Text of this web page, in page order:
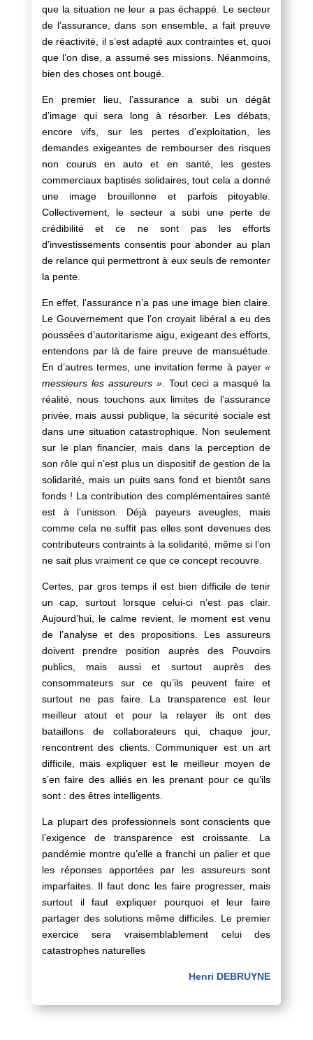
que la situation ne leur a pas échappé. Le secteur
de l’assurance, dans son ensemble, a fait preuve
de réactivité, il s’est adapté aux contraintes et, quoi
que l’on dise, a assumé ses missions. Néanmoins,
bien des choses ont bougé.
En premier lieu, l’assurance a subi un dégât
d’image qui sera long à résorber. Les débats,
encore vifs, sur les pertes d’exploitation, les
demandes exigeantes de rembourser des risques
non courus en auto et en santé, les gestes
commerciaux baptisés solidaires, tout cela a donné
une image brouillonne et parfois pitoyable.
Collectivement, le secteur a subi une perte de
crédibilité et ce ne sont pas les efforts
d’investissements consentis pour abonder au plan
de relance qui permettront à eux seuls de remonter
la pente.
En effet, l’assurance n’a pas une image bien claire.
Le Gouvernement que l’on croyait libéral a eu des
poussées d’autoritarisme aigu, exigeant des efforts,
entendons par là de faire preuve de mansuétude.
En d’autres termes, une invitation ferme à payer«
messieurs les assureurs ». Tout ceci a masqué la
réalité, nous touchons aux limites de l’assurance
privée, mais aussi publique, la sécurité sociale est
dans une situation catastrophique. Non seulement
sur le plan financier, mais dans la perception de
son rôle qui n’est plus un dispositif de gestion de la
solidarité, mais un puits sans fond et bientôt sans
fonds ! La contribution des complémentaires santé
est à l’unisson. Déjà payeurs aveugles, mais
comme cela ne suffit pas elles sont devenues des
contributeurs contraints à la solidarité, même si l’on
ne sait plus vraiment ce que ce concept recouvre.
Certes, par gros temps il est bien difficile de tenir
un cap, surtout lorsque celui-ci n’est pas clair.
Aujourd’hui, le calme revient, le moment est venu
de l’analyse et des propositions. Les assureurs
doivent prendre position auprès des Pouvoirs
publics, mais aussi et surtout auprès des
consommateurs sur ce qu’ils peuvent faire et
surtout ne pas faire. La transparence est leur
meilleur atout et pour la relayer ils ont des
bataillons de collaborateurs qui, chaque jour,
rencontrent des clients. Communiquer est un art
difficile, mais expliquer est le meilleur moyen de
s’en faire des alliés en les prenant pour ce qu’ils
sont : des êtres intelligents.
La plupart des professionnels sont conscients que
l’exigence de transparence est croissante. La
pandémie montre qu’elle a franchi un palier et que
les réponses apportées par les assureurs sont
imparfaites. Il faut donc les faire progresser, mais
surtout il faut expliquer pourquoi et leur faire
partager des solutions même difficiles. Le premier
exercice sera vraisemblablement celui des
catastrophes naturelles
Henri DEBRUYNE